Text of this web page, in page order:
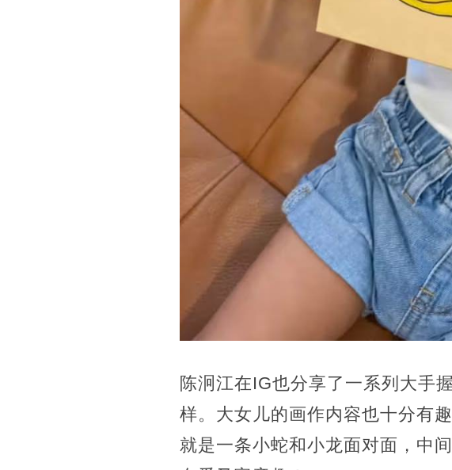
陈泂江在IG也分享了一系列大手
样。大女儿的画作内容也十分有
就是一条小蛇和小龙面对面，中